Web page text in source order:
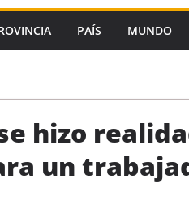
la Ley de
Identificaron a un preso
coautores del femicidio
PAÍS MUNDO
hizo
un